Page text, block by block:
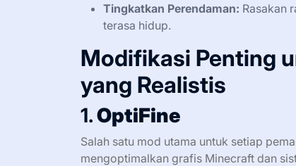
Tingkatkan Perendaman: Rasakan
terasa hidup.
Modifikasi Penting
yang Realistis
1.OptiFine
Salah satu mod utama untuk setiap
mengoptimalkan grafis Minecraft dan